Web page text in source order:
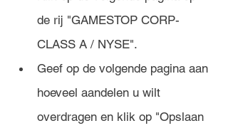
de rij "GAMESTOP CORP-
CLASS A / NYSE".
Geef op de volgende pagina aan
hoeveel aandelen u wilt
overdragen en klik op "Opslaan